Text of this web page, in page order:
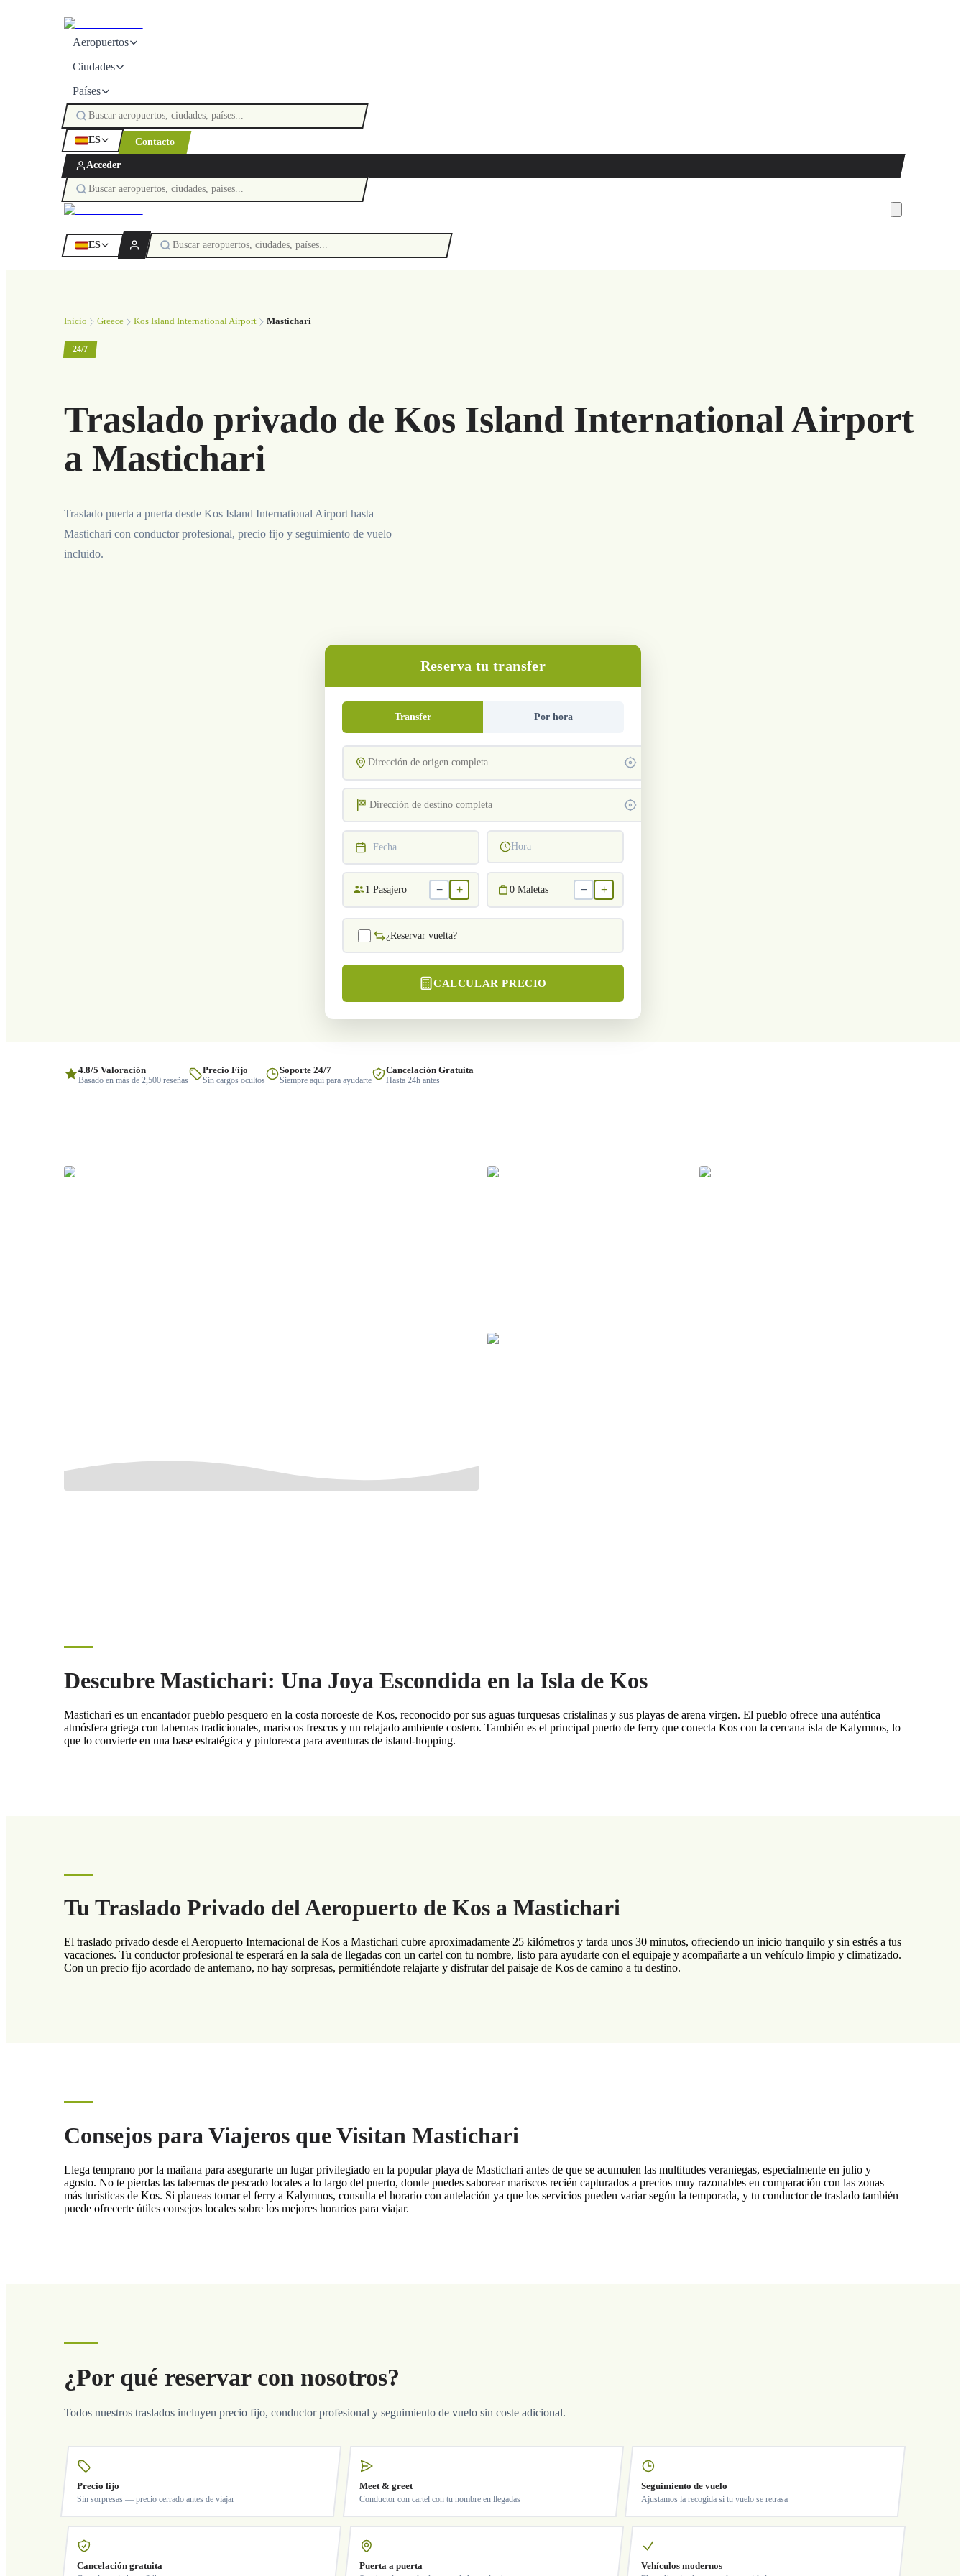
Aeropuertos
Ciudades
Países
ES Contacto
Acceder
ES
Inicio Greece Kos Island International Airport Mastichari
24/7
Traslado privado de Kos Island International Airport
a Mastichari
Traslado puerta a puerta desde Kos Island International Airport hasta
Mastichari con conductor profesional, precio fijo y seguimiento de vuelo
incluido.
Reserva tu transfer
Transfer Por hora
Fecha Hora
1 Pasajero − + 0 Maletas − +
¿Reservar vuelta?
CALCULAR PRECIO
4.8/5 Valoración
Basado en más de 2,500 reseñas
Precio Fijo
Sin cargos ocultos
Soporte 24/7
Siempre aquí para ayudarte
Cancelación Gratuita
Hasta 24h antes
Descubre Mastichari: Una Joya Escondida en la Isla de Kos
Mastichari es un encantador pueblo pesquero en la costa noroeste de Kos, reconocido por sus aguas turquesas cristalinas y sus playas de arena virgen. El pueblo ofrece una auténtica
atmósfera griega con tabernas tradicionales, mariscos frescos y un relajado ambiente costero. También es el principal puerto de ferry que conecta Kos con la cercana isla de Kalymnos, lo
que lo convierte en una base estratégica y pintoresca para aventuras de island-hopping.
Tu Traslado Privado del Aeropuerto de Kos a Mastichari
El traslado privado desde el Aeropuerto Internacional de Kos a Mastichari cubre aproximadamente 25 kilómetros y tarda unos 30 minutos, ofreciendo un inicio tranquilo y sin estrés a tus
vacaciones. Tu conductor profesional te esperará en la sala de llegadas con un cartel con tu nombre, listo para ayudarte con el equipaje y acompañarte a un vehículo limpio y climatizado.
Con un precio fijo acordado de antemano, no hay sorpresas, permitiéndote relajarte y disfrutar del paisaje de Kos de camino a tu destino.
Consejos para Viajeros que Visitan Mastichari
Llega temprano por la mañana para asegurarte un lugar privilegiado en la popular playa de Mastichari antes de que se acumulen las multitudes veraniegas, especialmente en julio y
agosto. No te pierdas las tabernas de pescado locales a lo largo del puerto, donde puedes saborear mariscos recién capturados a precios muy razonables en comparación con las zonas
más turísticas de Kos. Si planeas tomar el ferry a Kalymnos, consulta el horario con antelación ya que los servicios pueden variar según la temporada, y tu conductor de traslado también
puede ofrecerte útiles consejos locales sobre los mejores horarios para viajar.
¿Por qué reservar con nosotros?
Todos nuestros traslados incluyen precio fijo, conductor profesional y seguimiento de vuelo sin coste adicional.
Precio fijo
Sin sorpresas — precio cerrado antes de viajar
Meet & greet
Conductor con cartel con tu nombre en llegadas
Seguimiento de vuelo
Ajustamos la recogida si tu vuelo se retrasa
Cancelación gratuita Puerta a puerta Vehículos modernos